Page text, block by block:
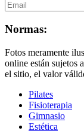
Normas:
Fotos meramente
online están sujetos
el sitio, el valor
Pilates
Fisioterapia
Gimnasio
Estética